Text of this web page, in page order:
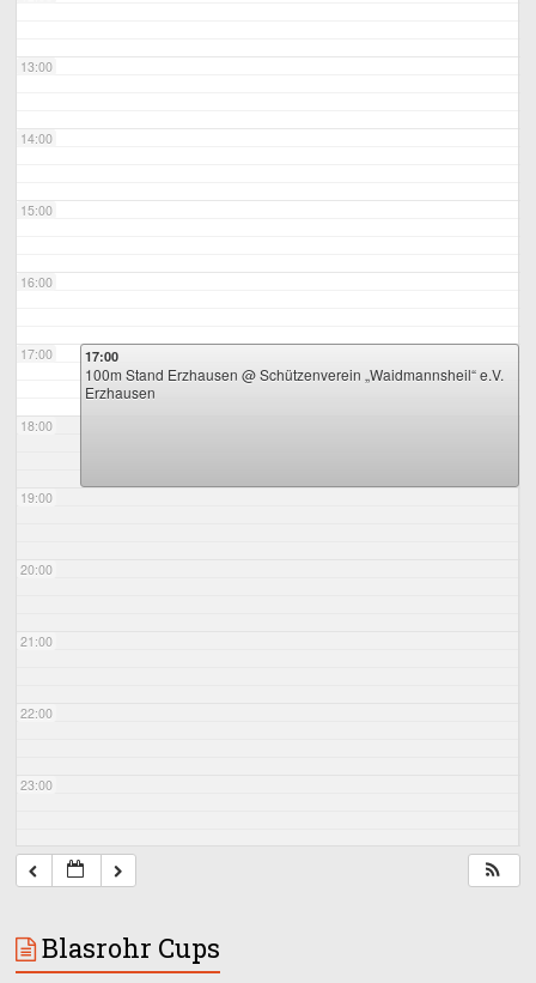
13:00
14:00
15:00
16:00
17:00
18:00
19:00
20:00
21:00
22:00
23:00
17:00
100m Stand Erzhausen@ Schützenverein „Waidmannsheil“ e.V.
Erzhausen
Blasrohr Cups